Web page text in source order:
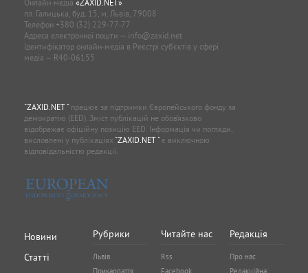
Онлайн-медіа «ZAXID.NET»
пл. Галицька, буд. 15, м. Львів, 79008
Телефон +380 (32) 229-77-77
Адреса електронної пошти — info@zaxid.net
Ідентифікатор онлайн-медіа в Реєстрі суб'єктів у сфері
медіа — R40-06155
"ZAXID.NET "працює за підтримки Європейського фонду за
демократію (EED). Зміст публікацій не обов’язково
відображає офіційну позицію EED. Інформація чи погляди,
висловлені у публікаціях "ZAXID.NET "є виключною
відповідальністю редакції.
Новини
Статті
Рубрики
Львів
Читайте нас
Rss
Редакція
Про нас